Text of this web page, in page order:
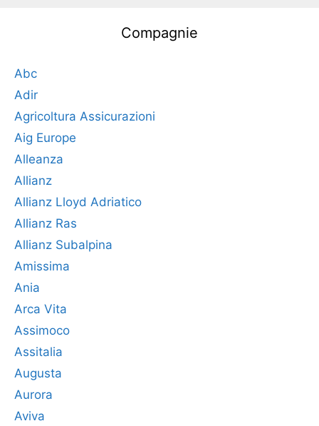
Compagnie
Abc
Adir
Agricoltura Assicurazioni
Aig Europe
Alleanza
Allianz
Allianz Lloyd Adriatico
Allianz Ras
Allianz Subalpina
Amissima
Ania
Arca Vita
Assimoco
Assitalia
Augusta
Aurora
Aviva